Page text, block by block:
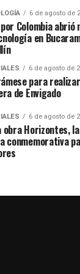
6 de agosto de
Colombia abrió
en
6 de agosto de
para
de Envigado
6 de agosto de
obra Horizontes,
conmemorativa